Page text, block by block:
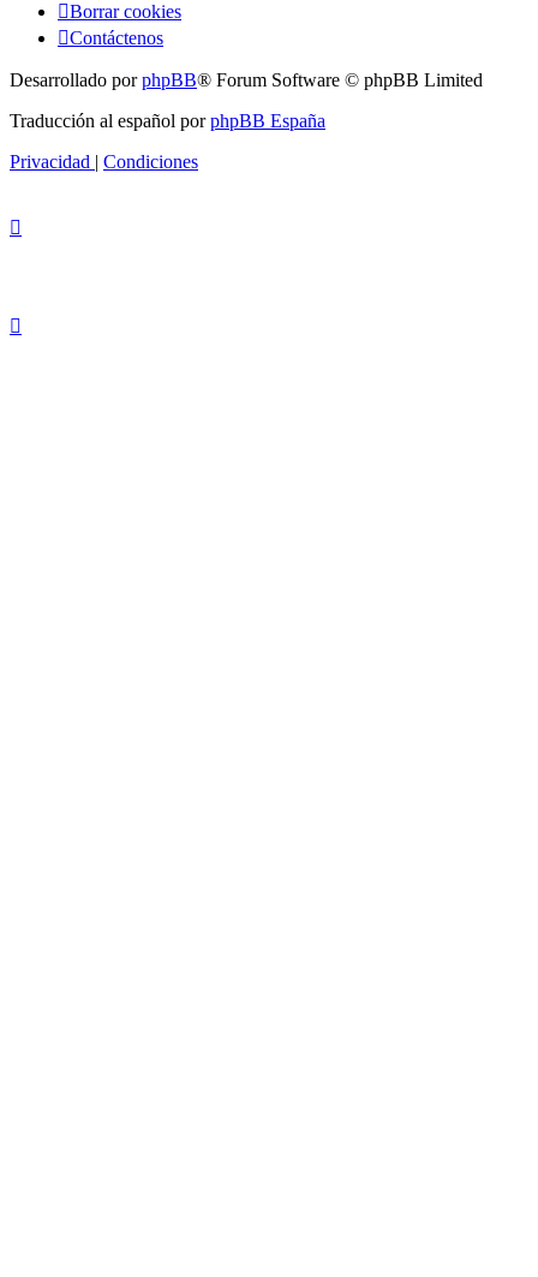
Borrar cookies
Contáctenos
Desarrollado porphpBB® Forum Software © phpBB Limited
Traducción al español porphpBB España
Privacidad
Condiciones